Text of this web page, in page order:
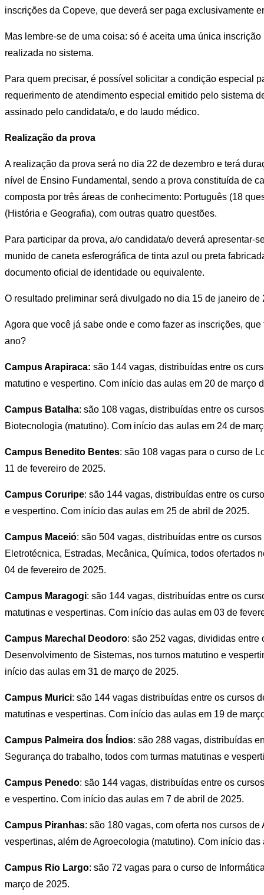
inscrições da Copeve, que deverá ser paga exclusivamente
Mas lembre-se de uma coisa: só é aceita uma única
realizada no sistema.
Para quem precisar, é possível solicitar a condição especial
requerimento de atendimento especial emitido pelo sistema
assinado pelo candidata/o, e do laudo médico.
Realização da prova
A realização da prova será no dia 22 de dezembro e terá
nível de Ensino Fundamental, sendo a prova constituída de
composta por três áreas de conhecimento: Português (18
(História e Geografia), com outras quatro questões.
Para participar da prova, a/o candidata/o deverá apresentar-
munido de caneta esferográfica de tinta azul ou preta
documento oficial de identidade ou equivalente.
O resultado preliminar será divulgado no dia 15 de janeiro de
Agora que você já sabe onde e como fazer as inscrições,
ano?
Campus Arapiraca: são 144 vagas, distribuídas entre os
matutino e vespertino. Com início das aulas em 20 de março
Campus Batalha: são 108 vagas, distribuídas entre os
Biotecnologia (matutino). Com início das aulas em 24 de
Campus Benedito Bentes: são 108 vagas para o curso de
11 de fevereiro de 2025.
Campus Coruripe: são 144 vagas, distribuídas entre os
e vespertino. Com início das aulas em 25 de abril de 2025.
Campus Maceió: são 504 vagas, distribuídas entre os
Eletrotécnica, Estradas, Mecânica, Química, todos ofertados
04 de fevereiro de 2025.
Campus Maragogi: são 144 vagas, distribuídas entre os
matutinas e vespertinas. Com início das aulas em 03 de
Campus Marechal Deodoro: são 252 vagas, divididas entre
Desenvolvimento de Sistemas, nos turnos matutino e
início das aulas em 31 de março de 2025.
Campus Murici: são 144 vagas distribuídas entre os cursos
matutinas e vespertinas. Com início das aulas em 19 de
Campus Palmeira dos Índios: são 288 vagas, distribuídas
Segurança do trabalho, todos com turmas matutinas e
Campus Penedo: são 144 vagas, distribuídas entre os
e vespertino. Com início das aulas em 7 de abril de 2025.
Campus Piranhas: são 180 vagas, com oferta nos cursos
vespertinas, além de Agroecologia (matutino). Com início
Campus Rio Largo: são 72 vagas para o curso de
março de 2025.